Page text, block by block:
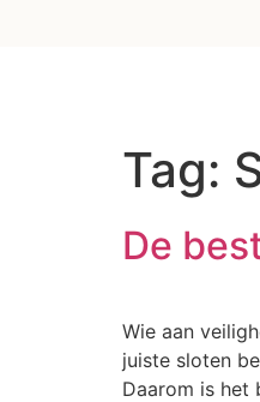
Tag:
De
Wie aan
juiste sloten
Daarom is het